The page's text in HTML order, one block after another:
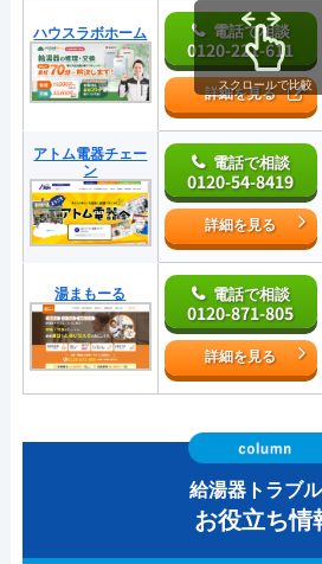
ハウスラボホーム 電話で相談
0120-221-611
詳細を見る
アトム電器チェー
ン
電話で相談
0120-54-8419
詳細を見る
湯まもーる 電話で相談
0120-871-805
詳細を見る
スクロールで比較
給湯器トラブ
お役立ち情